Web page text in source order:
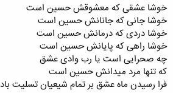
خوشا عشقی که معشوقش حسین است
خوشا جانی که جانانش حسین است
خوشا دردی که درمانش حسین است
خوشا راهی که پایانش حسین است
چه صحرایی است یا رب وادی عشق
که تنها مرد میدانش حسین است
فرا رسیدن ماه عشق بر تمام شیعیان تسلیت